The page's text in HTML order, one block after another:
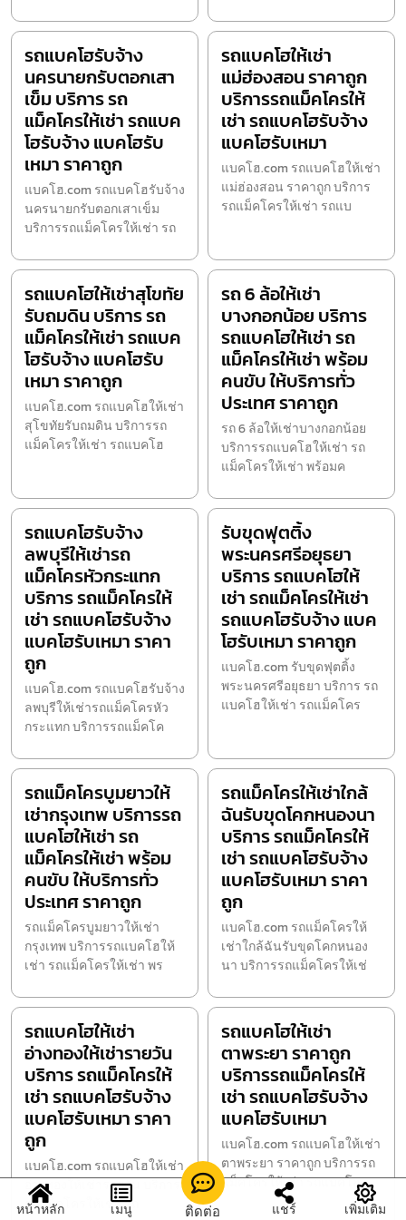
รถแบคโฮรับจ้าง
นครนายกรับตอกเสา
เข็ม บริการ รถ
แม็คโครให้เช่า รถแบค
โฮรับจ้าง แบคโฮรับ
เหมา ราคาถูก
แบคโฮ.com รถแบคโฮรับจ้าง
นครนายกรับตอกเสาเข็ม
บริการรถแม็คโครให้เช่า รถ
รถแบคโฮให้เช่า
แม่ฮ่องสอน ราคาถูก
บริการรถแม็คโครให้
เช่า รถแบคโฮรับจ้าง
แบคโฮรับเหมา
แบคโฮ.com รถแบคโฮให้เช่า
แม่ฮ่องสอน ราคาถูก บริการ
รถแม็คโครให้เช่า รถแบ
รถแบคโฮให้เช่าสุโขทัย
รับถมดิน บริการ รถ
แม็คโครให้เช่า รถแบค
โฮรับจ้าง แบคโฮรับ
เหมา ราคาถูก
แบคโฮ.com รถแบคโฮให้เช่า
สุโขทัยรับถมดิน บริการรถ
แม็คโครให้เช่า รถแบคโฮ
รถ 6 ล้อให้เช่า
บางกอกน้อย บริการ
รถแบคโฮให้เช่า รถ
แม็คโครให้เช่า พร้อม
คนขับ ให้บริการทั่ว
ประเทศ ราคาถูก
รถ 6 ล้อให้เช่าบางกอกน้อย
บริการรถแบคโฮให้เช่า รถ
แม็คโครให้เช่า พร้อมค
รถแบคโฮรับจ้าง
ลพบุรีให้เช่ารถ
แม็คโครหัวกระแทก
บริการ รถแม็คโครให้
เช่า รถแบคโฮรับจ้าง
แบคโฮรับเหมา ราคา
ถูก
แบคโฮ.com รถแบคโฮรับจ้าง
ลพบุรีให้เช่ารถแม็คโครหัว
กระแทก บริการรถแม็คโค
รับขุดฟุตติ้ง
พระนครศรีอยุธยา
บริการ รถแบคโฮให้
เช่า รถแม็คโครให้เช่า
รถแบคโฮรับจ้าง แบค
โฮรับเหมา ราคาถูก
แบคโฮ.com รับขุดฟุตติ้ง
พระนครศรีอยุธยา บริการ รถ
แบคโฮให้เช่า รถแม็คโคร
รถแม็คโครบูมยาวให้
เช่ากรุงเทพ บริการรถ
แบคโฮให้เช่า รถ
แม็คโครให้เช่า พร้อม
คนขับ ให้บริการทั่ว
ประเทศ ราคาถูก
รถแม็คโครบูมยาวให้เช่า
กรุงเทพ บริการรถแบคโฮให้
เช่า รถแม็คโครให้เช่า พร
รถแม็คโครให้เช่าใกล้
ฉันรับขุดโคกหนองนา
บริการ รถแม็คโครให้
เช่า รถแบคโฮรับจ้าง
แบคโฮรับเหมา ราคา
ถูก
แบคโฮ.com รถแม็คโครให้
เช่าใกล้ฉันรับขุดโคกหนอง
นา บริการรถแม็คโครให้เช่
รถแบคโฮให้เช่า
อ่างทองให้เช่ารายวัน
บริการ รถแม็คโครให้
เช่า รถแบคโฮรับจ้าง
แบคโฮรับเหมา ราคา
ถูก
แบคโฮ.com รถแบคโฮให้เช่า
อ่างทองให้เช่ารายวัน บริการ
รถแม็คโครให้เช่า รถ
รถแบคโฮให้เช่า
ตาพระยา ราคาถูก
บริการรถแม็คโครให้
เช่า รถแบคโฮรับจ้าง
แบคโฮรับเหมา
แบคโฮ.com รถแบคโฮให้เช่า
ตาพระยา ราคาถูก บริการรถ
แม็คโครให้เช่า รถแบคโฮ
หน้าหลัก
เมนู ติดต่อ แชร์ เพิ่มเติม